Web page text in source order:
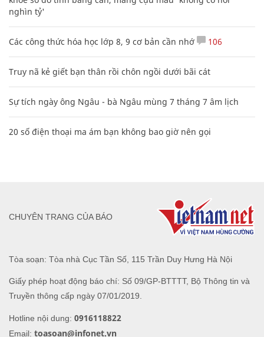
nghìn tỷ'
Các công thức hóa học lớp 8, 9 cơ bản cần nhớ 106
Truy nã kẻ giết bạn thân rồi chôn ngồi dưới bãi cát
Sự tích ngày ông Ngâu - bà Ngâu mùng 7 tháng 7 âm lịch
20 số điện thoại ma ám bạn không bao giờ nên gọi
Tòa soạn: Tòa nhà Cục Tần Số, 115 Trần Duy Hưng Hà Nội
Giấy phép hoạt động báo chí: Số 09/GP-BTTTT, Bộ Thông tin và
Truyền thông cấp ngày 07/01/2019.
Hotline nội dung: 0916118822
Email: toasoan@infonet.vn
CHUYÊN TRANG CỦA BÁO